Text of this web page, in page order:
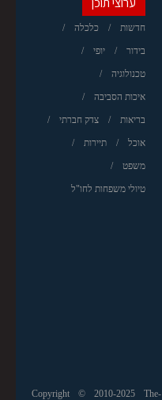
חדשות כלכלה
בידור יופי
טכנולוגיה
איכות הסביבה
בריאות צדק חברתי
אוכל תיירות
משפט
טיולי משפחות לחו"ל
Copyright © 2010-2025 The-